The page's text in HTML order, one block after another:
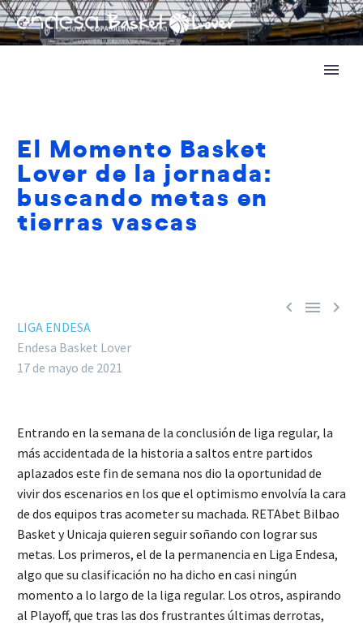
El Momento Basket
Lover de la jornada:
buscando metas en
tierras vascas
  
LIGA ENDESA
Endesa Basket Lover
17 de mayo de 2021
Entrando en la semana de la conclusión de liga regular, la
más accidentada de la historia a saltos entre partidos
aplazados este fin de semana nos dio la oportunidad de
vivir dos escenarios en los que el optimismo envolvía la cara
de dos equipos tras acometer su machada. RETAbet Bilbao
Basket y Unicaja quieren seguir soñando con lograr sus
metas. Los primeros, el de la permanencia en Liga Endesa,
algo que su clasificación no ha dicho en casi ningún
momento a lo largo de la liga regular. Los otros, aspirando
al Playoff, que tras las dos frustrantes últimas derrotas,